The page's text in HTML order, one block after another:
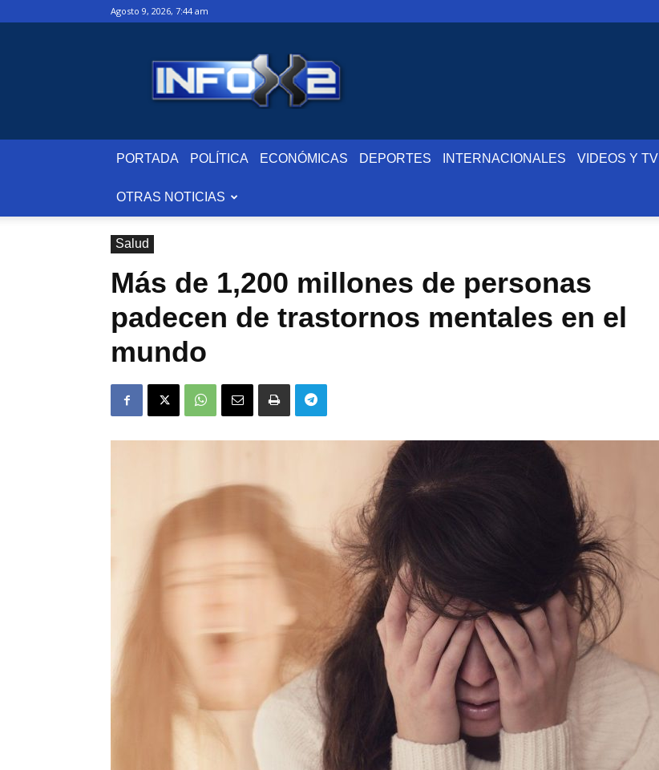
agosto 9, 2026, 7:44 am
InfoxDos.com
PORTADA POLÍTICA ECONÓMICAS DEPORTES INTERNACIONALES VIDEOS Y TV
OTRAS NOTICIAS
Salud
Más de 1,200 millones de personas
padecen de trastornos mentales en el
mundo